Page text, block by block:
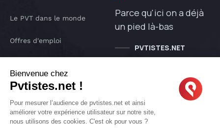
Le PVT dans le monde
Offres d'emploi
IA pvtistes
Parce qu'ici on a déjà
un pied là-bas
PVTISTES.NET
Bienvenue chez
Pvtistes.net !
Pour mesurer l’audience de pvtistes.net et ainsi
améliorer votre expérience utilisateur sur notre site,
nous utilisons des cookies. C'est ok pour vous ?